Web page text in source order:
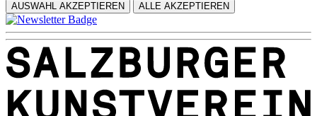
AUSWAHL AKZEPTIEREN ALLE AKZEPTIEREN